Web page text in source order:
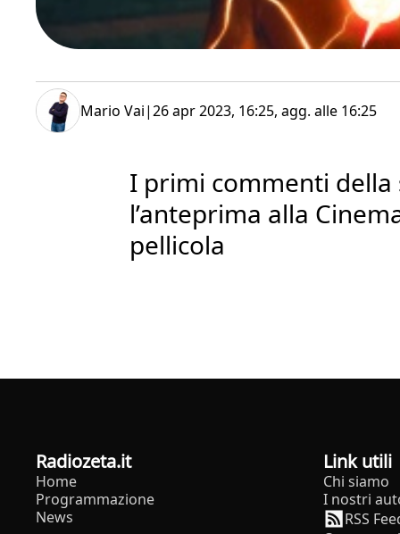
Mario Vai|26 apr 2023, 16:25, agg. alle 16:25
I primi commenti
l’anteprima alla
pellicola
radiozeta.it
Home
Programmazione
News
Link utili
Chi siamo
I nostri
RSS